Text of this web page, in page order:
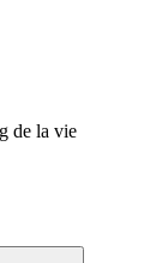
de la vie